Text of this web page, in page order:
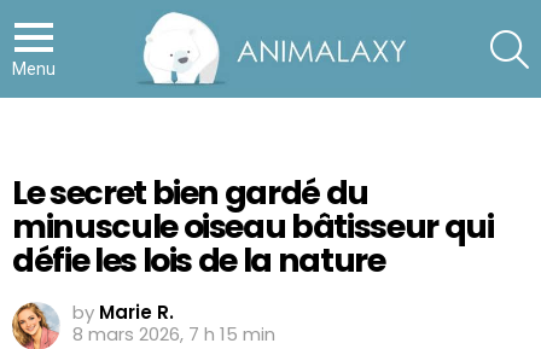
Menu
Le secret bien gardé du
minuscule oiseau bâtisseur qui
défie les lois de la nature
by Marie R.
8 mars 2026, 7 h 15 min